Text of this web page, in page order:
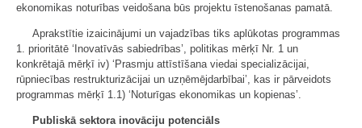
ekonomikas noturības veidošana būs projektu īstenošanas pamatā.
Aprakstītie izaicinājumi un vajadzības tiks aplūkotas programmas
1. prioritātē ‘Inovatīvās sabiedrības’, politikas mērķī Nr. 1 un
konkrētajā mērķī iv) ‘Prasmju attīstīšana viedai specializācijai,
rūpniecības restrukturizācijai un uzņēmējdarbībai’, kas ir pārveidots
programmas mērķī 1.1) ‘Noturīgas ekonomikas un kopienas’.
Publiskā sektora inovāciju potenciāls